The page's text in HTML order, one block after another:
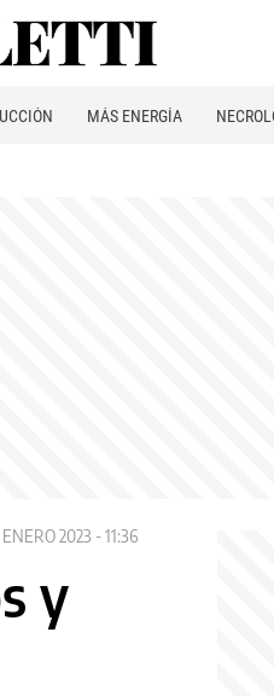
MÁS ENERGÍA
2023 - 11:36
y